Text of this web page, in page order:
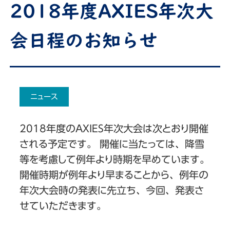
2018年度AXIES年次大
会日程のお知らせ
ニュース
2018年度のAXIES年次大会は次とおり開催
される予定です。 開催に当たっては、降雪
等を考慮して例年より時期を早めています。
開催時期が例年より早まることから、例年の
年次大会時の発表に先立ち、今回、発表さ
せていただきます。